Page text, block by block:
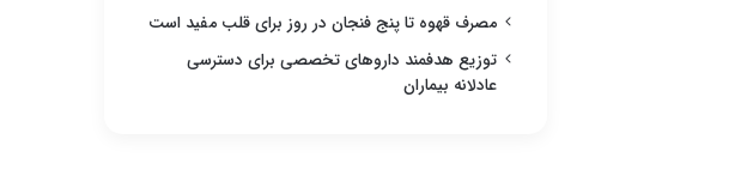
مصرف قهوه تا پنج فنجان در روز برای قلب مفید است
توزیع هدفمند داروهای تخصصی برای دسترسی
عادلانه بیماران